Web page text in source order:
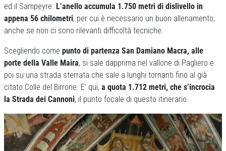
ed il Sampeyre. L’anello accumula 1.750 metri di dislivello in
appena 56 chilometri, per cui è necessario un buon allenamento,
anche se non ci sono rilevanti difficoltà tecniche.
Scegliendo come punto di partenza San Damiano Macra, alle
porte della Valle Maira, si sale dapprima nel vallone di Pagliero e
poi su una strada sterrata che sale a lunghi tornanti fino al già
citato Colle del Birrone. E’ qui, a quota 1.712 metri, che s’incrocia
la Strada dei Cannoni, il punto focale di questo itinerario.